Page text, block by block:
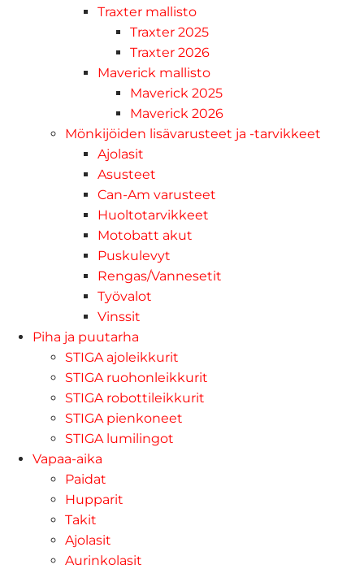
Traxter mallisto
Traxter 2025
Traxter 2026
Maverick mallisto
Maverick 2025
Maverick 2026
Mönkijöiden lisävarusteet ja -tarvikkeet
Ajolasit
Asusteet
Can-Am varusteet
Huoltotarvikkeet
Motobatt akut
Puskulevyt
Rengas/Vannesetit
Työvalot
Vinssit
Piha ja puutarha
STIGA ajoleikkurit
STIGA ruohonleikkurit
STIGA robottileikkurit
STIGA pienkoneet
STIGA lumilingot
Vapaa-aika
Paidat
Hupparit
Takit
Ajolasit
Aurinkolasit